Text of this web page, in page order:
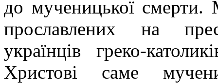
до мученицької
прославлених на
українців греко-
Христові саме